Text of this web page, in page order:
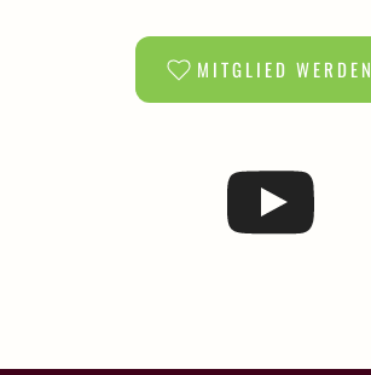
MITGLIED WERDEN